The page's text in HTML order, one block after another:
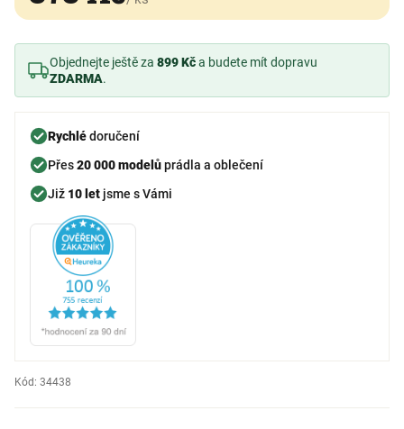
Objednejte ještě za 899 Kča budete mít dopravu
ZDARMA.
Rychlédoručení
Přes20 000 modelůprádla a oblečení
Již 10 let jsme s Vámi
Kód: 34438